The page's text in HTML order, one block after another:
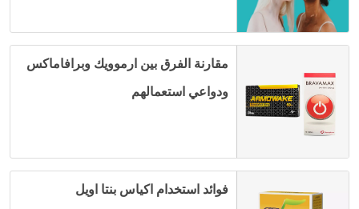
مقارنة الفرق بين ارموويك وبرافاماكس
ودواعي استعمالهم
فوائد استخدام اكياس بنتا اويل